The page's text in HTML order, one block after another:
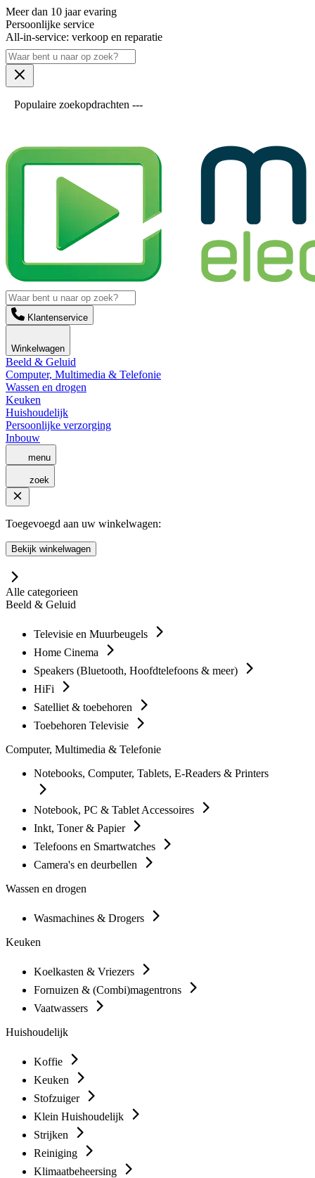
Meer dan 10 jaar evaring
Persoonlijke service
All-in-service: verkoop en reparatie
Populaire zoekopdrachten ---
Klantenservice
Winkelwagen
Beeld & Geluid
Computer, Multimedia & Telefonie
Wassen en drogen
Keuken
Huishoudelijk
Persoonlijke verzorging
Inbouw
menu
zoek
Toegevoegd aan uw winkelwagen:
Bekijk winkelwagen
Alle categorieen
Beeld & Geluid
Televisie en Muurbeugels
Home Cinema
Speakers (Bluetooth, Hoofdtelefoons & meer)
HiFi
Satelliet & toebehoren
Toebehoren Televisie
Computer, Multimedia & Telefonie
Notebooks, Computer, Tablets, E-Readers & Printers
Notebook, PC & Tablet Accessoires
Inkt, Toner & Papier
Telefoons en Smartwatches
Camera's en deurbellen
Wassen en drogen
Wasmachines & Drogers
Keuken
Koelkasten & Vriezers
Fornuizen & (Combi)magentrons
Vaatwassers
Huishoudelijk
Koffie
Keuken
Stofzuiger
Klein Huishoudelijk
Strijken
Reiniging
Klimaatbeheersing